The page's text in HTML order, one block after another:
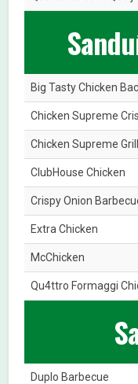
Big Tasty Chicken
Chicken Supreme
Chicken Supreme Grill
ClubHouse Chicken
Crispy Onion
Extra Chicken
McChicken
Qu4ttro Formaggi
Duplo Barbecue